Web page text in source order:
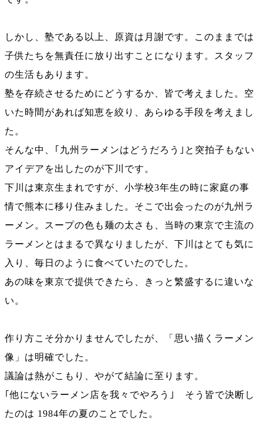
しかし、塾である以上、原資は月謝です。このままでは
子供たちを無責任に放り出すことになります。スタッフ
の生活もあります。
塾を存続させるためにどうするか、皆で考えました。空
いた時間があれば知恵を絞り、あらゆる手段を考えまし
た。
そんな中、｢九州ラーメンはどうだろう｣と突拍子もない
アイデアを出したのが下川です。
下川は東京生まれですが、小学校3年生の時に家庭の事
情で熊本に移り住みました。そこで出会ったのが九州ラ
ーメン。スープの色も麺の太さも、当時の東京で主流の
ラーメンとはまるで異なりましたが、下川はとても気に
入り、毎日のように食べていたのでした。
あの味を東京で提供できたら、きっと繁盛するに違いな
い。
作り方こそ分かりませんでしたが、「思い描くラーメン
像」は明確でした。
議論は熱がこもり、やがて結論に至ります。
｢他にないラーメン店を我々でやろう｣ そう皆で決断し
たのは 1984年の夏のことでした。